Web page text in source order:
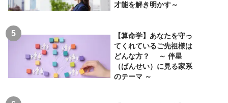
才能を解き明かす～
【算命学】あなたを守っ
てくれているご先祖様は
どんな方？ ～ 伴星
（ばんせい）に見る家系
のテーマ ～